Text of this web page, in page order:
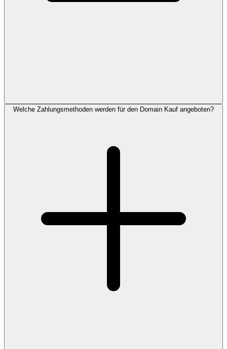
Welche Zahlungsmethoden werden für den Domain Kauf angeboten?